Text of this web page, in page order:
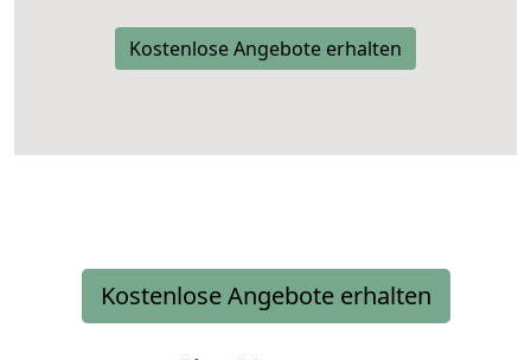
Kostenlose Angebote erhalten
Kostenlose Angebote erhalten